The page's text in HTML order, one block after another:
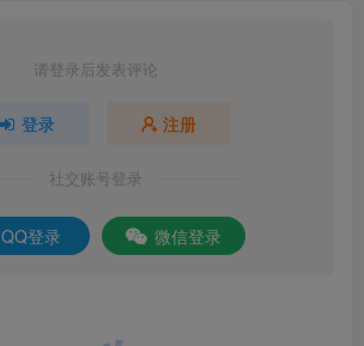
请登录后发表评论
登录 注册
社交账号登录
QQ登录 微信登录